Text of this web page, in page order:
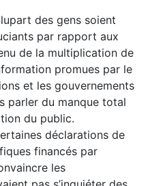
des gens soient
par rapport aux
de la multiplication de
promues par le
et les gouvernements
parler du manque total
du public.
déclarations de
financés par
les